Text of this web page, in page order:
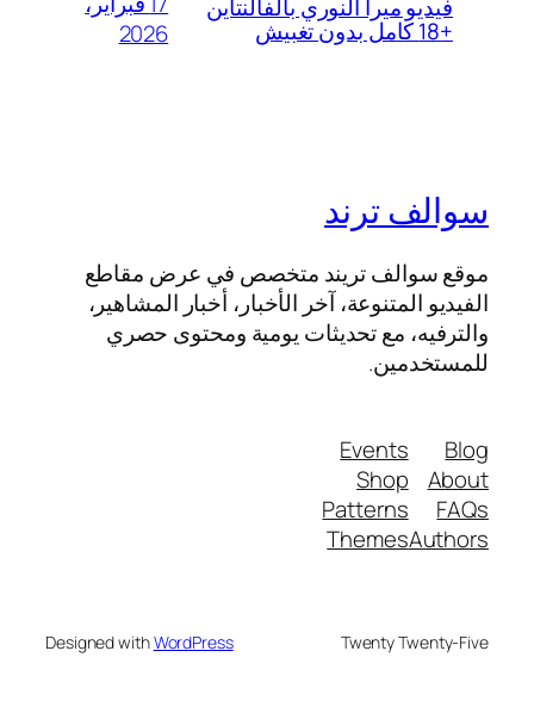
فيديو ميرا النوري بالفالنتاين
+18 كامل بدون تغبيش
2026
سوالف ترند
موقع سوالف تريند متخصص في عرض مقاطع
الفيديو المتنوعة، آخر الأخبار، أخبار المشاهير،
والترفيه، مع تحديثات يومية ومحتوى حصري
للمستخدمين.
Blog
About
FAQs
Authors
Events
Shop
Patterns
Themes
Twenty Twenty-Five
Designed withWordPress